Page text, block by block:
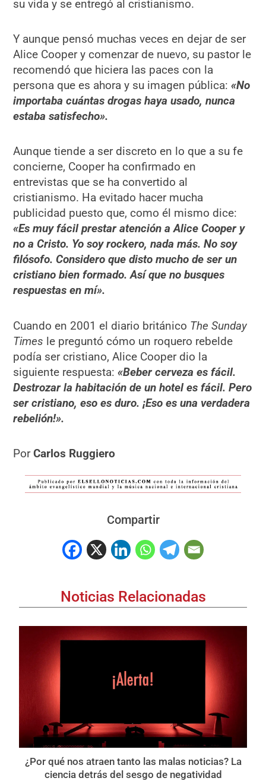
su vida y se entregó al cristianismo.
Y aunque pensó muchas veces en dejar de ser
Alice Cooper y comenzar de nuevo, su pastor le
recomendó que hiciera las paces con la
persona que es ahora y su imagen pública:«No
importaba cuántas drogas haya usado, nunca
estaba satisfecho».
Aunque tiende a ser discreto en lo que a su fe
concierne, Cooper ha confirmado en
entrevistas que se ha convertido al
cristianismo. Ha evitado hacer mucha
publicidad puesto que, como él mismo dice:
«Es muy fácil prestar atención a Alice Cooper y
no a Cristo. Yo soy rockero, nada más. No soy
filósofo. Considero que disto mucho de ser un
cristiano bien formado. Así que no busques
respuestas en mí».
Cuando en 2001 el diario británico The Sunday
Times le preguntó cómo un roquero rebelde
podía ser cristiano, Alice Cooper dio la
siguiente respuesta:«Beber cerveza es fácil.
Destrozar la habitación de un hotel es fácil. Pero
ser cristiano, eso es duro. ¡Eso es una verdadera
rebelión!».
PorCarlos Ruggiero
Compartir
Noticias Relacionadas
¿Por qué nos atraen tanto las malas noticias? La
ciencia detrás del sesgo de negatividad